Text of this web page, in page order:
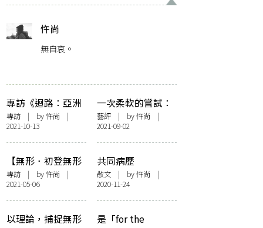
忤尚
無自哀。
專訪《迴路：亞洲
獨立音樂文化地
圖》作者黃津珏：
亞洲 indie 的重點
不在「爭取」，而
在「爭議」
專訪 | by忤尚 |
2021-10-13
一次柔軟的嘗試：
專訪牛棚「後人類
敘事——共存之
地」展覽 9 位藝術
家
藝評| by忤尚 |
2021-09-02
【無形．初登無形
也不驚】無限接近
實的幻——專訪謝
曉虹《無遮鬼》
專訪 | by忤尚 |
2021-05-06
共同病歷
散文| by忤尚 |
2020-11-24
以理論，捕捉無形
是「for the